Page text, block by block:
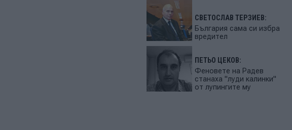
СВЕТОСЛАВ ТЕРЗИЕВ:
България сама си избра
вредител
ПЕТЬО ЦЕКОВ:
Феновете на Радев
станаха "луди калинки"
от лупингите му